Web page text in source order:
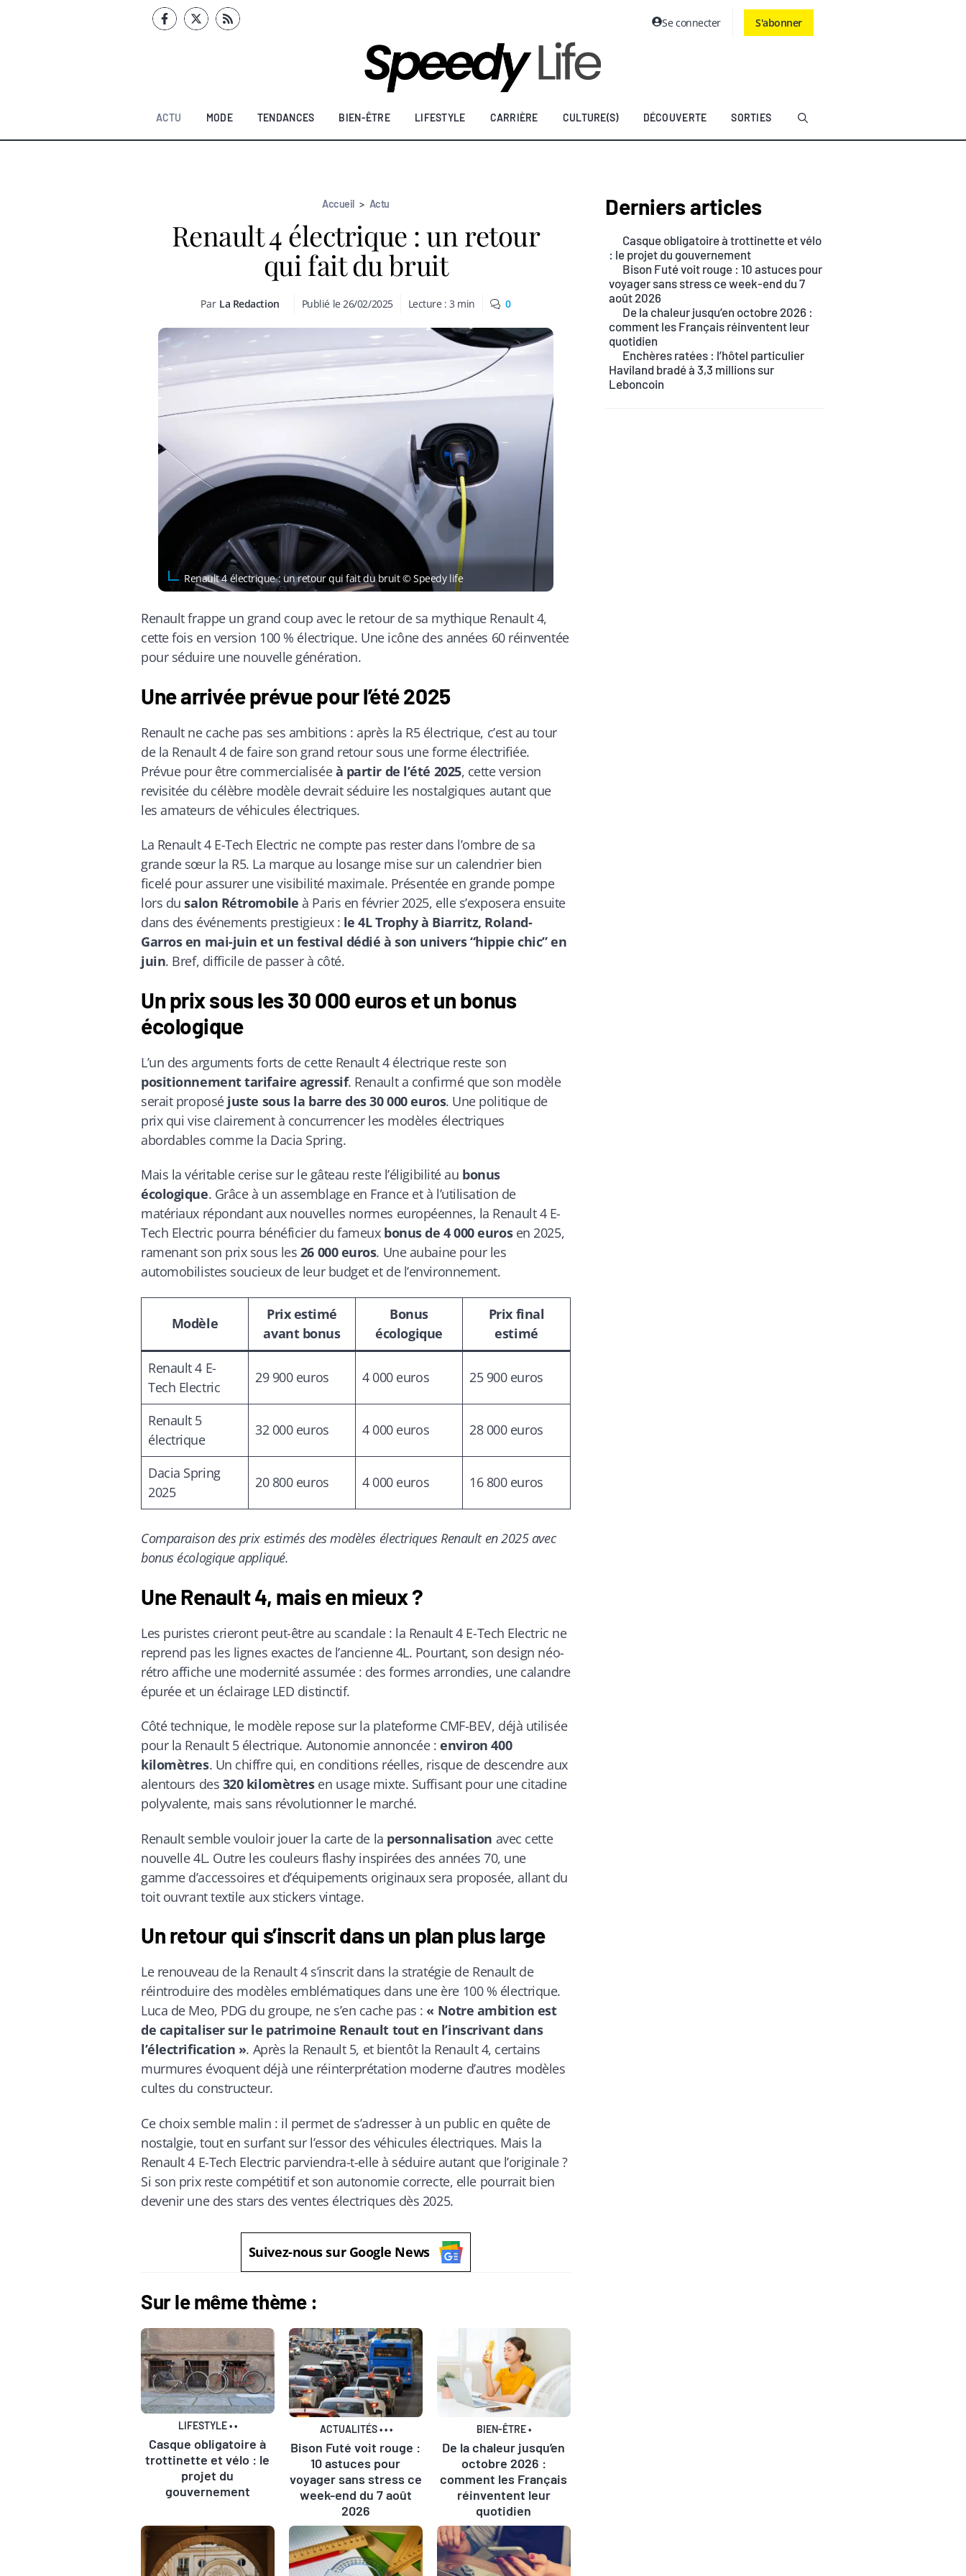
Se connecter S'abonner
ACTU MODE TENDANCES BIEN-ÊTRE LIFESTYLE CARRIÈRE CULTURE(S) DÉCOUVERTE SORTIES
Accueil > Actu
Renault 4 électrique : un retour
qui fait du bruit
Par La Redaction Publié le26/02/2025 Lecture :3 min 0
Renault 4 électrique : un retour qui fait du bruit © Speedy life
Renault frappe un grand coup avec le retour de sa mythique Renault 4,
cette fois en version 100 % électrique. Une icône des années 60 réinventée
pour séduire une nouvelle génération.
Une arrivée prévue pour l’été 2025
Renault ne cache pas ses ambitions : après la R5 électrique, c’est au tour
de la Renault 4 de faire son grand retour sous une forme électrifiée.
Prévue pour être commercialiséeà partir de l’été 2025, cette version
revisitée du célèbre modèle devrait séduire les nostalgiques autant que
les amateurs de véhicules électriques.
La Renault 4 E-Tech Electric ne compte pas rester dans l’ombre de sa
grande sœur la R5. La marque au losange mise sur un calendrier bien
ficelé pour assurer une visibilité maximale. Présentée en grande pompe
lors dusalon Rétromobile à Paris en février 2025, elle s’exposera ensuite
dans des événements prestigieux : le 4L Trophy à Biarritz, Roland-
Garros en mai-juin et un festival dédié à son univers “hippie chic” en
juin. Bref, difficile de passer à côté.
Un prix sous les 30 000 euros et un bonus
écologique
L’un des arguments forts de cette Renault 4 électrique reste son
positionnement tarifaire agressif. Renault a confirmé que son modèle
serait proposé juste sous la barre des 30 000 euros. Une politique de
prix qui vise clairement à concurrencer les modèles électriques
abordables comme la Dacia Spring.
Mais la véritable cerise sur le gâteau reste l’éligibilité au bonus
écologique. Grâce à un assemblage en France et à l’utilisation de
matériaux répondant aux nouvelles normes européennes, la Renault 4 E-
Tech Electric pourra bénéficier du fameux bonus de 4 000 eurosen 2025,
ramenant son prix sous les 26 000 euros. Une aubaine pour les
automobilistes soucieux de leur budget et de l’environnement.
Modèle
Prix estimé
avant bonus
Bonus
écologique
Prix final
estimé
Renault 4 E-
Tech Electric
29 900 euros 4 000 euros 25 900 euros
Renault 5
électrique
32 000 euros 4 000 euros 28 000 euros
Dacia Spring
2025
20 800 euros 4 000 euros 16 800 euros
Comparaison des prix estimés des modèles électriques Renault en 2025 avec
bonus écologique appliqué.
Une Renault 4, mais en mieux ?
Les puristes crieront peut-être au scandale : la Renault 4 E-Tech Electric ne
reprend pas les lignes exactes de l’ancienne 4L. Pourtant, son design néo-
rétro affiche une modernité assumée : des formes arrondies, une calandre
épurée et un éclairage LED distinctif.
Côté technique, le modèle repose sur la plateforme CMF-BEV, déjà utilisée
pour la Renault 5 électrique. Autonomie annoncée :environ 400
kilomètres. Un chiffre qui, en conditions réelles, risque de descendre aux
alentours des 320 kilomètresen usage mixte. Suffisant pour une citadine
polyvalente, mais sans révolutionner le marché.
Renault semble vouloir jouer la carte de la personnalisation avec cette
nouvelle 4L. Outre les couleurs flashy inspirées des années 70, une
gamme d’accessoires et d’équipements originaux sera proposée, allant du
toit ouvrant textile aux stickers vintage.
Un retour qui s’inscrit dans un plan plus large
Le renouveau de la Renault 4 s’inscrit dans la stratégie de Renault de
réintroduire des modèles emblématiques dans une ère 100 % électrique.
Luca de Meo, PDG du groupe, ne s’en cache pas : « Notre ambition est
de capitaliser sur le patrimoine Renault tout en l’inscrivant dans
l’électrification ». Après la Renault 5, et bientôt la Renault 4, certains
murmures évoquent déjà une réinterprétation moderne d’autres modèles
cultes du constructeur.
Ce choix semble malin : il permet de s’adresser à un public en quête de
nostalgie, tout en surfant sur l’essor des véhicules électriques. Mais la
Renault 4 E-Tech Electric parviendra-t-elle à séduire autant que l’originale ?
Si son prix reste compétitif et son autonomie correcte, elle pourrait bien
devenir une des stars des ventes électriques dès 2025.
Suivez-nous sur Google News
Sur le même thème :
LIFESTYLE••
Casque obligatoire à
trottinette et vélo : le
projet du
gouvernement
ACTUALITÉS•••
Bison Futé voit rouge :
10 astuces pour
voyager sans stress ce
week-end du 7 août
2026
BIEN-ÊTRE•
De la chaleur jusqu’en
octobre 2026 :
comment les Français
réinventent leur
quotidien
Derniers articles
Casque obligatoire à trottinette et vélo
: le projet du gouvernement
Bison Futé voit rouge : 10 astuces pour
voyager sans stress ce week-end du 7
août 2026
De la chaleur jusqu’en octobre 2026 :
comment les Français réinventent leur
quotidien
Enchères ratées : l’hôtel particulier
Haviland bradé à 3,3 millions sur
Leboncoin